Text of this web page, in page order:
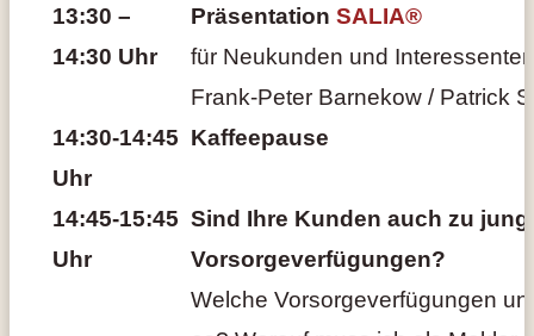
13:30 –
14:30 Uhr
Präsentation SALIA®
für Neukunden und Interessenten
Frank-Peter Barnekow / Patrick
14:30-14:45
Uhr
Kaffeepause
14:45-15:45
Uhr
Sind Ihre Kunden auch zu jung
Vorsorgeverfügungen?
Welche Vorsorgeverfügungen